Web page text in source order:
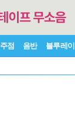
점 음반 블루레이